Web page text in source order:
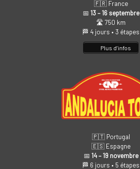
🇫🇷 France
📅 13 – 16 septembre
🛣️ 750 km
🏁 4 jours • 3 étapes
Plus d’infos
🇵🇹 Portugal
🇪🇸 Espagne
📅 14 – 19 novembre
🏁 6 jours • 5 étapes